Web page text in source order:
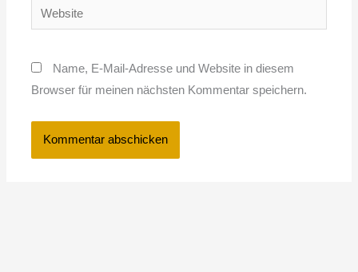
Website
Name, E-Mail-Adresse und Website in diesem
Browser für meinen nächsten Kommentar speichern.